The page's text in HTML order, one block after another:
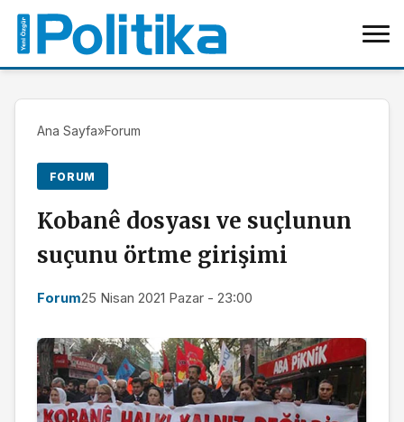
Ana Sayfa»Forum
FORUM
Kobanê dosyası ve suçlunun
suçunu örtme girişimi
Forum25 Nisan 2021 Pazar - 23:00